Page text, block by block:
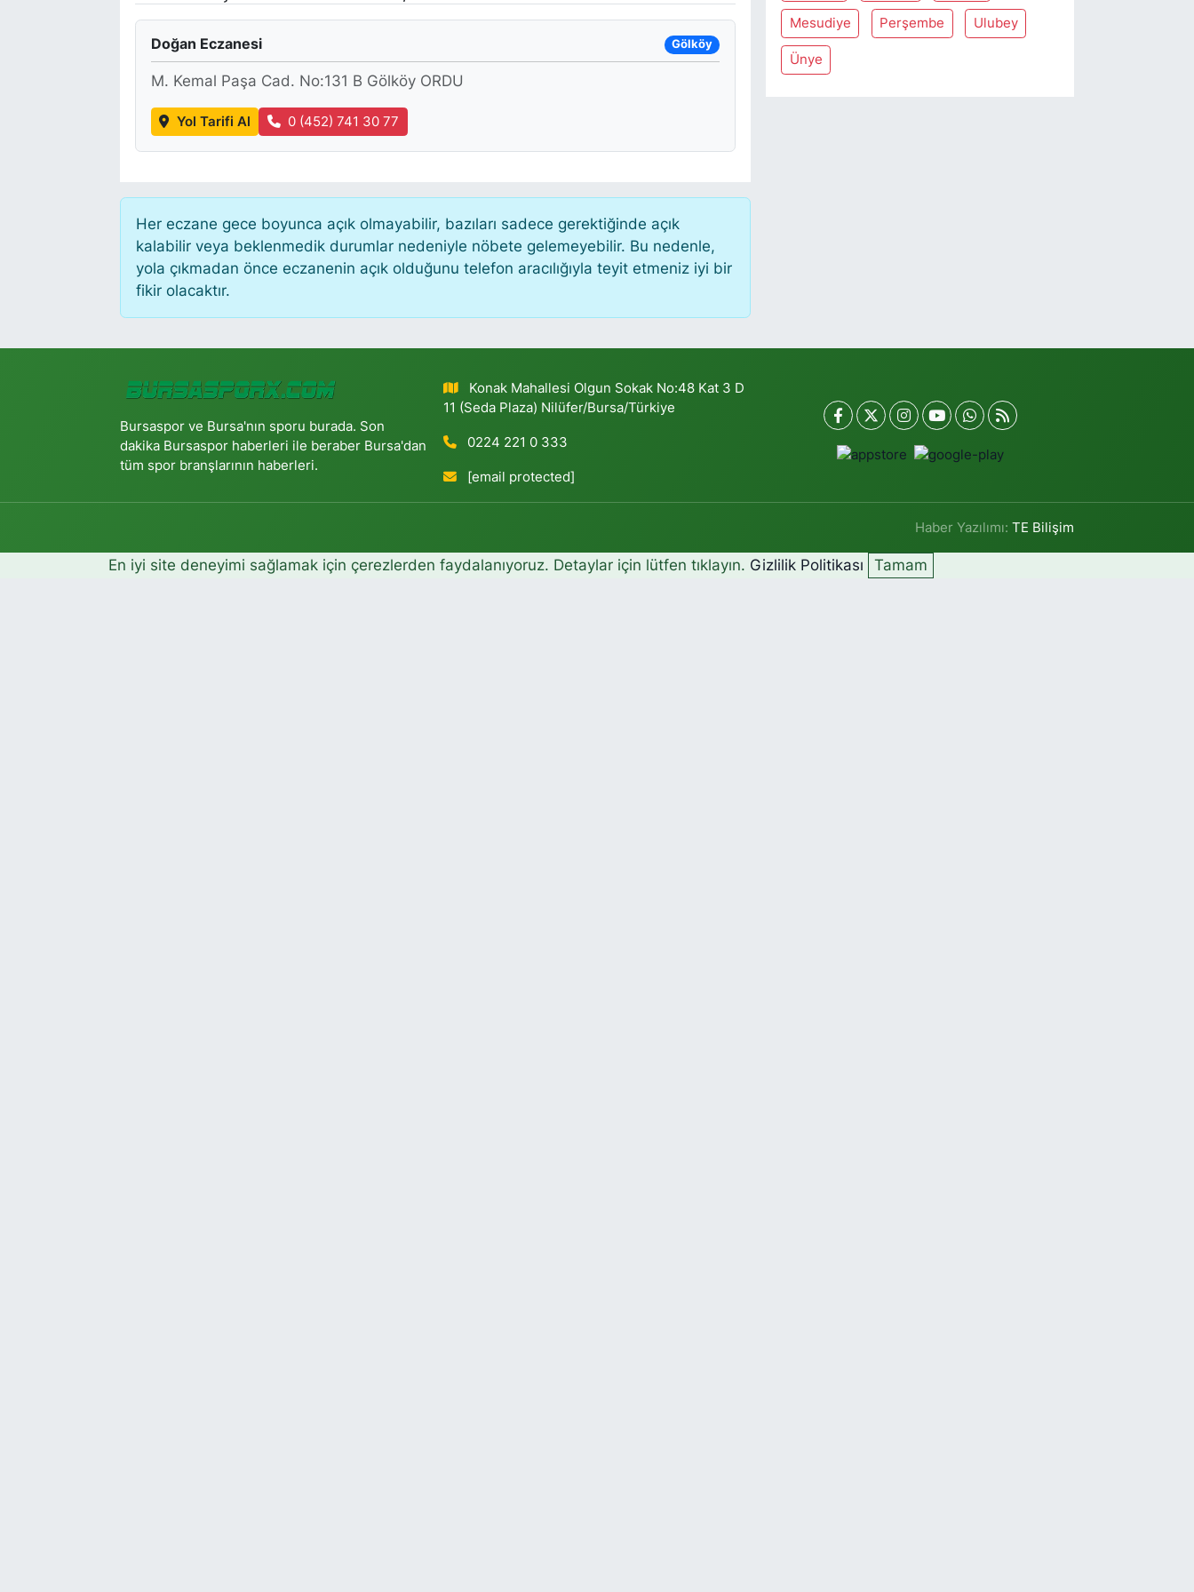
Doğan Eczanesi Gölköy
M. Kemal Paşa Cad. No:131 B Gölköy ORDU
Yol Tarifi Al 0 (452) 741 30 77
Her eczane gece boyunca açık olmayabilir, bazıları sadece gerektiğinde açık
kalabilir veya beklenmedik durumlar nedeniyle nöbete gelemeyebilir. Bu nedenle,
yola çıkmadan önce eczanenin açık olduğunu telefon aracılığıyla teyit etmeniz iyi bir
fikir olacaktır.
Mesudiye Perşembe Ulubey
Ünye
Bursaspor ve Bursa'nın sporu burada. Son
dakika Bursaspor haberleri ile beraber Bursa'dan
tüm spor branşlarının haberleri.
Konak Mahallesi Olgun Sokak No:48 Kat 3 D
11 (Seda Plaza) Nilüfer/Bursa/Türkiye
0224 221 0 333
[email protected]
Haber Yazılımı:TE Bilişim
En iyi site deneyimi sağlamak için çerezlerden faydalanıyoruz. Detaylar için lütfen tıklayın. Gizlilik Politikası Tamam